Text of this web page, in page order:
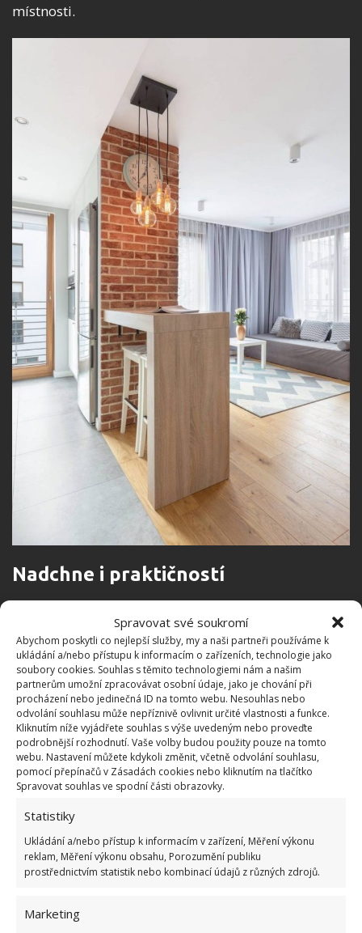
Spravovat své soukromí
Abychom poskytli co nejlepší služby, my a naši partneři používáme k
ukládání a/nebo přístupu k informacím o zařízeních, technologie jako
soubory cookies. Souhlas s těmito technologiemi nám a našim
partnerům umožní zpracovávat osobní údaje, jako je chování při
procházení nebo jedinečná ID na tomto webu. Nesouhlas nebo
odvolání souhlasu může nepříznivě ovlivnit určité vlastnosti a funkce.
Kliknutím níže vyjádřete souhlas s výše uvedeným nebo proveďte
podrobnější rozhodnutí. Vaše volby budou použity pouze na tomto
webu. Nastavení můžete kdykoli změnit, včetně odvolání souhlasu,
pomocí přepínačů v Zásadách cookies nebo kliknutím na tlačítko
Spravovat souhlas ve spodní části obrazovky.
Statistiky
Ukládání a/nebo přístup k informacím v zařízení, Měření výkonu
reklam, Měření výkonu obsahu, Porozumění publiku
prostřednictvím statistik nebo kombinací údajů z různých zdrojů.
Marketing
místnosti.
Nadchne i praktičností
Na první pohled možná kus obyčejné zdi, ale na
pohled druhý rozhodně něco, co dokáže výrazně
zvýšit praktičnost celé nemovitosti. A to z toho
pohledu, že zeď byla velmi prakticky využita. Na
jedné straně, tedy v obývací čísti k ní byla postavena
komoda, na které se nachází televize.
Druhá část příčky byla také velmi šikovně využita,
jelikož se v ní nachází výklenek, kde je lednička,
část dané stěny, ze které vychází jednoduchý barový
pult, který je dnes v mnoha interiérech také velmi
moderním prvkem.